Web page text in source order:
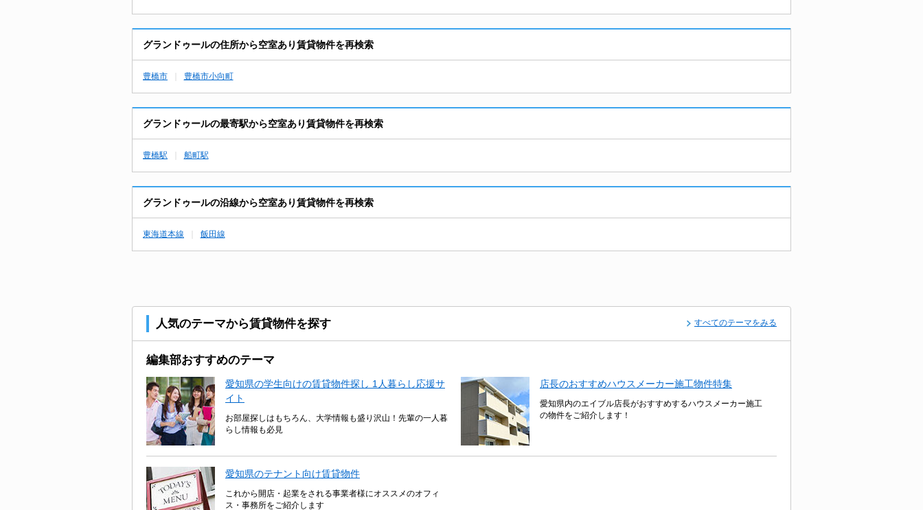
グランドゥールの住所から空室あり賃貸物件を再検索
豊橋市 豊橋市小向町
グランドゥールの最寄駅から空室あり賃貸物件を再検索
豊橋駅 船町駅
グランドゥールの沿線から空室あり賃貸物件を再検索
東海道本線 飯田線
人気のテーマから賃貸物件を探す すべてのテーマをみる
編集部おすすめのテーマ
愛知県の学生向けの賃貸物件探し 1人暮らし応援サ
イト
お部屋探しはもちろん、大学情報も盛り沢山！先輩の一人暮
らし情報も必見
店長のおすすめハウスメーカー施工物件特集
愛知県内のエイブル店長がおすすめするハウスメーカー施工
の物件をご紹介します！
愛知県のテナント向け賃貸物件
これから開店・起業をされる事業者様にオススメのオフィ
ス・事務所をご紹介します